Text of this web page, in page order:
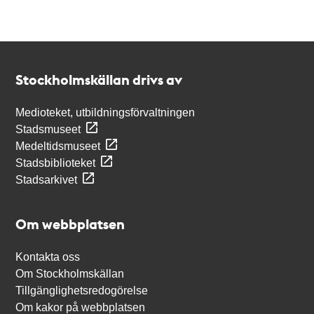
Stockholmskällan drivs av
Medioteket, utbildningsförvaltningen
Stadsmuseet
Medeltidsmuseet
Stadsbiblioteket
Stadsarkivet
Om webbplatsen
Kontakta oss
Om Stockholmskällan
Tillgänglighetsredogörelse
Om kakor på webbplatsen